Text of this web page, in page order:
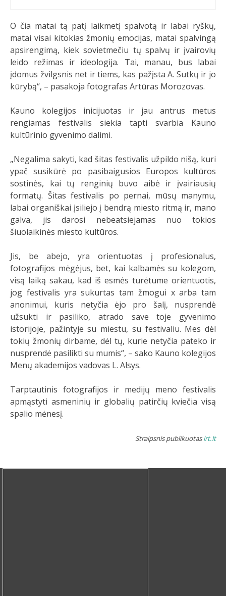
O čia matai tą patį laikmetį spalvotą ir labai ryškų,
matai visai kitokias žmonių emocijas, matai spalvingą
apsirengimą, kiek sovietmečiu tų spalvų ir įvairovių
leido režimas ir ideologija. Tai, manau, bus labai
įdomus žvilgsnis net ir tiems, kas pažįsta A. Sutkų ir jo
kūrybą“, – pasakoja fotografas Artūras Morozovas.
Kauno kolegijos inicijuotas ir jau antrus metus
rengiamas festivalis siekia tapti svarbia Kauno
kultūrinio gyvenimo dalimi.
„Negalima sakyti, kad šitas festivalis užpildo nišą, kuri
ypač susikūrė po pasibaigusios Europos kultūros
sostinės, kai tų renginių buvo aibė ir įvairiausių
formatų. Šitas festivalis po pernai, mūsų manymu,
labai organiškai įsiliejo į bendrą miesto ritmą ir, mano
galva, jis darosi nebeatsiejamas nuo tokios
šiuolaikinės miesto kultūros.
Jis, be abejo, yra orientuotas į profesionalus,
fotografijos mėgėjus, bet, kai kalbamės su kolegom,
visą laiką sakau, kad iš esmės turėtume orientuotis,
jog festivalis yra sukurtas tam žmogui x arba tam
anonimui, kuris netyčia ėjo pro šalį, nusprendė
užsukti ir pasiliko, atrado save toje gyvenimo
istorijoje, pažintyje su miestu, su festivaliu. Mes dėl
tokių žmonių dirbame, dėl tų, kurie netyčia pateko ir
nusprendė pasilikti su mumis“, – sako Kauno kolegijos
Menų akademijos vadovas L. Alsys.
Tarptautinis fotografijos ir medijų meno festivalis
apmąstyti asmeninių ir globalių patirčių kviečia visą
spalio mėnesį.
Straipsnis publikuotaslrt.lt